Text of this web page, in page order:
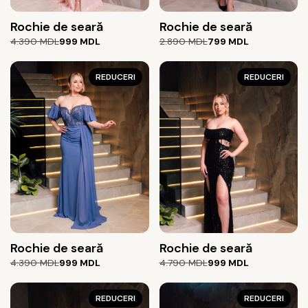
Rochie de seară
4.390MDL
Prețul
a
fost:
4.390 MDL.
999 MDL
Prețul
este:
999 MDL.
Rochie de seară
2.890MDL
Prețul
a
2.890 MDL.
799 MDL
Prețul
este:
REDUCERI
Rochie de seară
4.390MDL
Prețul
a
999 MDL
Prețul
este:
REDUCERI
Rochie de seară
4.790MDL
Prețul
a
999 MDL
Prețul
este:
REDUCERI REDUCERI